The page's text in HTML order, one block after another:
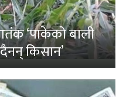
‘पाकेको बाली
किसान’